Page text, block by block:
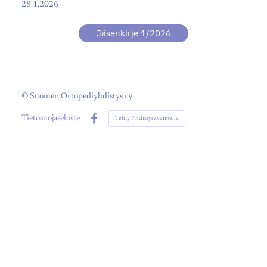
28.1.2026
Jäsenkirje 1/2026
© Suomen Ortopediyhdistys ry
Tietosuojaseloste
Facebook
Tehty Yhdistysavaimella